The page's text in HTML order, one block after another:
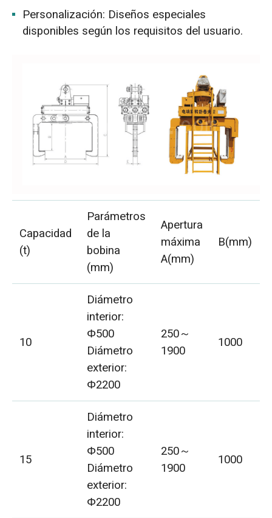
Personalización: Diseños especiales
disponibles según los requisitos del usuario.
Capacidad
(t)
Parámetros
de la
bobina
(mm)
Apertura
máxima
A(mm)
B(mm)
10
Diámetro
interior:
Φ500
Diámetro
exterior:
Φ2200
250～
1900
1000
15
Diámetro
interior:
Φ500
Diámetro
exterior:
Φ2200
250～
1900
1000